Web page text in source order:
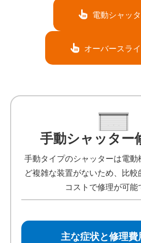
電動シャッ
オーバースラ
手動シャッター
手動タイプのシャッターは電動
ど複雑な装置がないため、比
コストで修理が可能
主な症状と修理費